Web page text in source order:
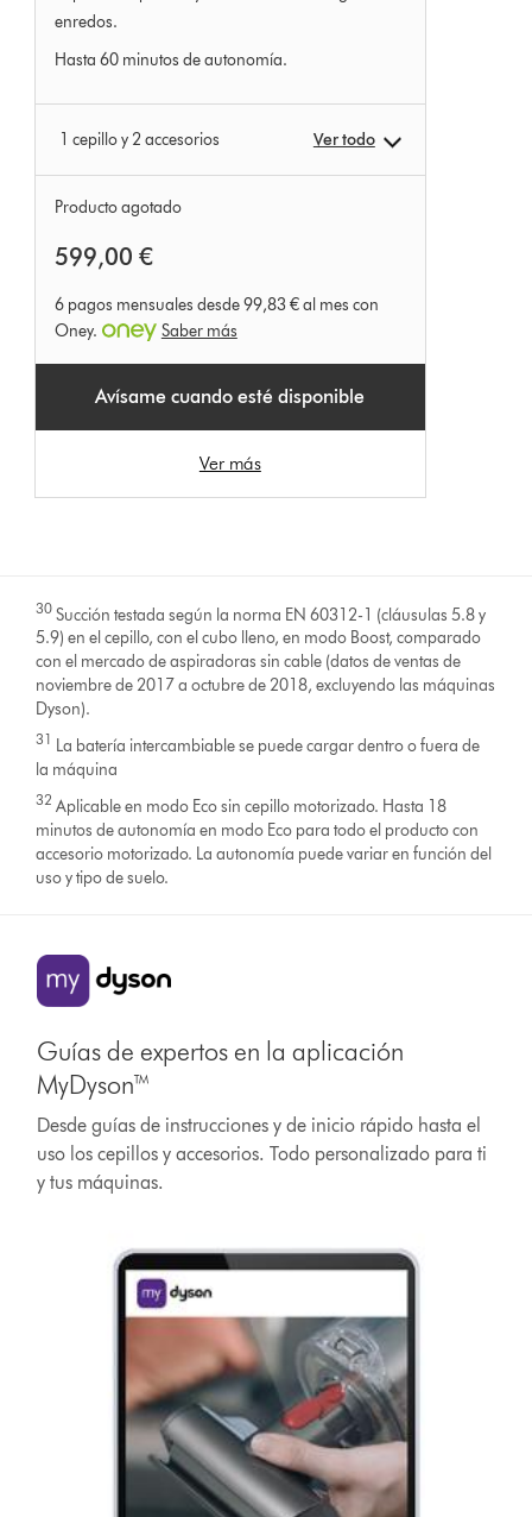
enredos.
Hasta 60 minutos de autonomía.
1 cepillo y 2 accesorios Ver todo
Producto agotado
599,00 €
6 pagos mensuales desde 99,83 € al mes con
Oney.
Saber más
Avísame cuando esté disponible
Ver más
30 Succión testada según la norma EN 60312-1 (cláusulas 5.8 y
5.9) en el cepillo, con el cubo lleno, en modo Boost, comparado
con el mercado de aspiradoras sin cable (datos de ventas de
noviembre de 2017 a octubre de 2018, excluyendo las máquinas
Dyson).
31 La batería intercambiable se puede cargar dentro o fuera de
la máquina
32 Aplicable en modo Eco sin cepillo motorizado. Hasta 18
minutos de autonomía en modo Eco para todo el producto con
accesorio motorizado. La autonomía puede variar en función del
uso y tipo de suelo.
Guías de expertos en la aplicación
MyDyson™
Desde guías de instrucciones y de inicio rápido hasta el
uso los cepillos y accesorios. Todo personalizado para ti
y tus máquinas.